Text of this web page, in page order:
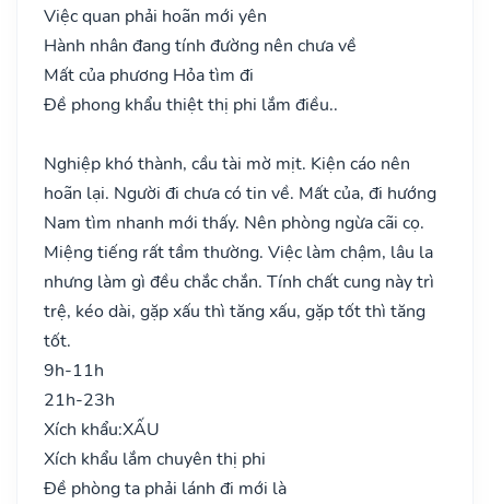
Việc quan phải hoãn mới yên
Hành nhân đang tính đường nên chưa về
Mất của phương Hỏa tìm đi
Đề phong khẩu thiệt thị phi lắm điều..
Nghiệp khó thành, cầu tài mờ mịt. Kiện cáo nên
hoãn lại. Người đi chưa có tin về. Mất của, đi hướng
Nam tìm nhanh mới thấy. Nên phòng ngừa cãi cọ.
Miệng tiếng rất tầm thường. Việc làm chậm, lâu la
nhưng làm gì đều chắc chắn. Tính chất cung này trì
trệ, kéo dài, gặp xấu thì tăng xấu, gặp tốt thì tăng
tốt.
9h-11h
21h-23h
Xích khẩu:XẤU
Xích khẩu lắm chuyên thị phi
Đề phòng ta phải lánh đi mới là